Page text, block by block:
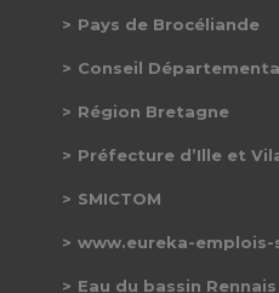
Pays de Brocéliande
Conseil
Région Bretagne
Préfecture d’Ille et
SMICTOM
www.eureka-emplois-
Eau du bassin Rennais